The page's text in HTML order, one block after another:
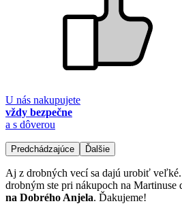
U nás nakupujete
vždy bezpečne
a s dôverou
Predchádzajúce Ďalšie
Aj z drobných vecí sa dajú urobiť
drobným ste pri nákupoch na Martinuse
na Dobrého Anjela. Ďakujeme!